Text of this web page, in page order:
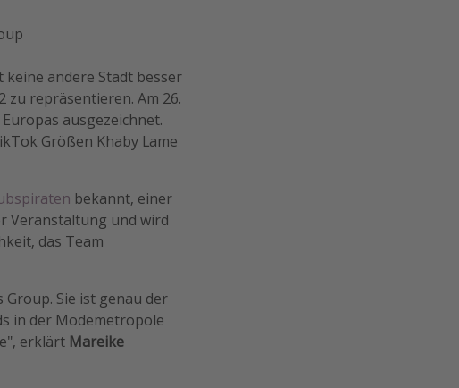
andere Stadt besser
zu repräsentieren. Am 26.
ausgezeichnet.
Größen Khaby Lame
bekannt, einer
Veranstaltung und wird
das Team
Sie ist genau der
in der Modemetropole
erklärt Mareike